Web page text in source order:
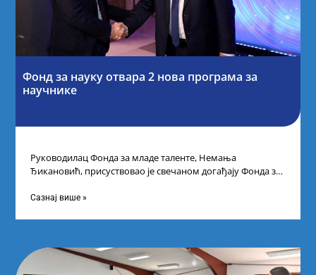
Фонд за науку отвара 2 нова програма за
научнике
Руководилац Фонда за младе таленте, Немања
Ђикановић, присуствовао је свечаном догађају Фонда за
Сазнај више »